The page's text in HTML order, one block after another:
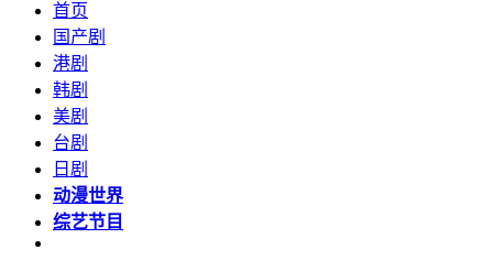
首页
国产剧
港剧
韩剧
美剧
台剧
日剧
动漫世界
综艺节目